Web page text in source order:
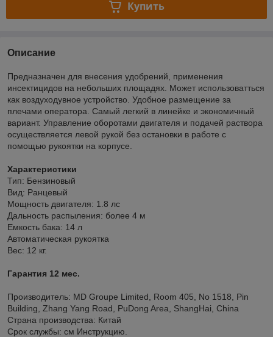
Купить
Описание
Предназначен для внесения удобрений, применения
инсектицидов на небольших площадях. Может использоватться
как воздуходувное устройство. Удобное размещение за
плечами оператора. Самый легкий в линейке и экономичный
вариант. Управление оборотами двигателя и подачей раствора
осуществляется левой рукой без остановки в работе с
помощью рукоятки на корпусе.
Характеристики
Тип: Бензиновый
Вид: Ранцевый
Мощность двигателя: 1.8 лс
Дальность распыления: более 4 м
Емкость бака: 14 л
Автоматическая рукоятка
Вес: 12 кг.
Гарантия 12 мес.
Производитель: MD Groupe Limited, Room 405, No 1518, Pin
Building, Zhang Yang Road, PuDong Area, ShangHai, China
Страна производства: Китай
Срок службы: см Инструкцию.